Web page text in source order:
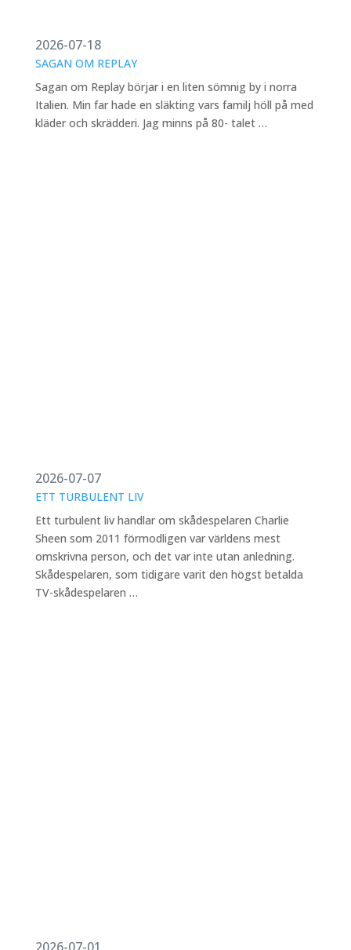
2026-07-18
SAGAN OM REPLAY
Sagan om Replay börjar i en liten sömnig by i norra
Italien. Min far hade en släkting vars familj höll på med
kläder och skrädderi. Jag minns på 80- talet …
2026-07-07
ETT TURBULENT LIV
Ett turbulent liv handlar om skådespelaren Charlie
Sheen som 2011 förmodligen var världens mest
omskrivna person, och det var inte utan anledning.
Skådespelaren, som tidigare varit den högst betalda
TV-skådespelaren …